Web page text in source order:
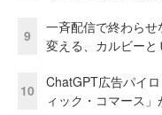
9
一斉配信で終わら
変える、カルビー
10
ChatGPT広告パイ
ィック・コマース